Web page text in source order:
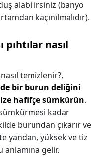
alabilirsiniz (banyo
kaçınılmalıdır).
nasıl
temizlenir?,
bir burun deliğini
hafifçe sümkürün.
kadar
burundan çıkarır ve
yandan, yüksek ve tiz
anlamına gelir.